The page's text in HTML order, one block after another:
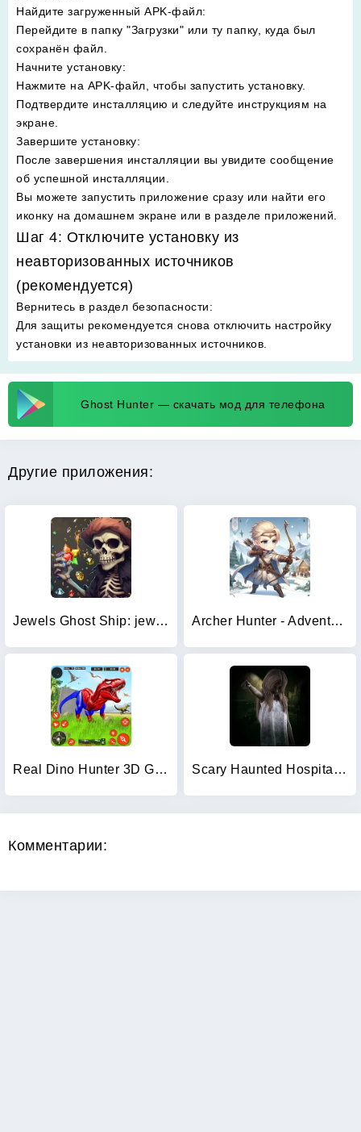
Найдите загруженный APK-файл:
Перейдите в папку "Загрузки" или ту папку, куда был
сохранён файл.
Начните установку:
Нажмите на APK-файл, чтобы запустить установку.
Подтвердите инсталляцию и следуйте инструкциям на
экране.
Завершите установку:
После завершения инсталляции вы увидите сообщение
об успешной инсталляции.
Вы можете запустить приложение сразу или найти его
иконку на домашнем экране или в разделе приложений.
Шаг 4: Отключите установку из
неавторизованных источников
(рекомендуется)
Вернитесь в раздел безопасности:
Для защиты рекомендуется снова отключить настройку
установки из неавторизованных источников.
Ghost Hunter — скачать мод для телефона
Другие приложения:
Jewels Ghost Ship: jewel games Archer Hunter - Adventure Game
Real Dino Hunter 3D Gun Games Scary Haunted Hospital Morgue
Комментарии: